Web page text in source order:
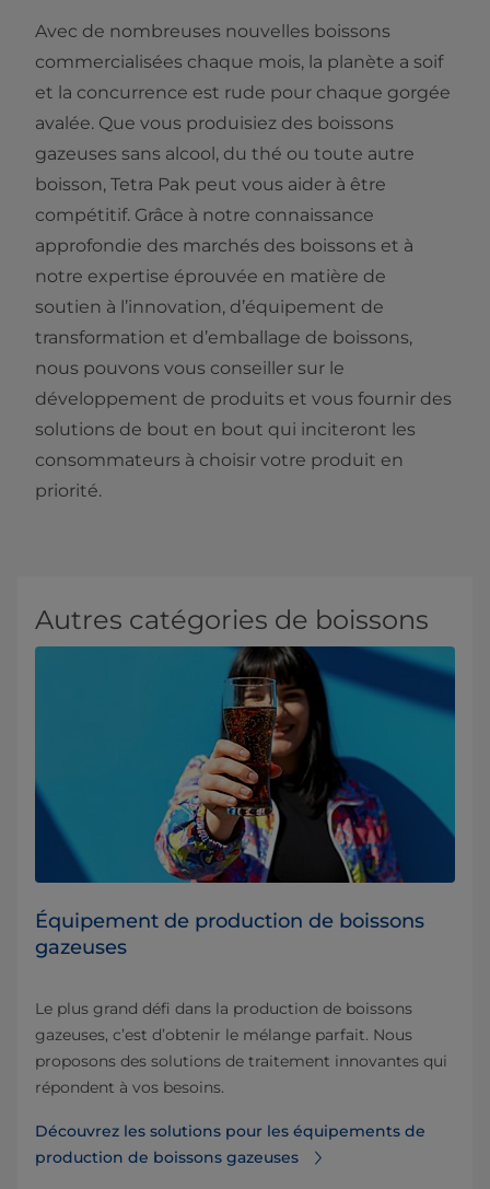
Avec de nombreuses nouvelles boissons
commercialisées chaque mois, la planète a soif
et la concurrence est rude pour chaque gorgée
avalée. Que vous produisiez des boissons
gazeuses sans alcool, du thé ou toute autre
boisson, Tetra Pak peut vous aider à être
compétitif. Grâce à notre connaissance
approfondie des marchés des boissons et à
notre expertise éprouvée en matière de
soutien à l’innovation, d’équipement de
transformation et d’emballage de boissons,
nous pouvons vous conseiller sur le
développement de produits et vous fournir des
solutions de bout en bout qui inciteront les
consommateurs à choisir votre produit en
priorité.
Autres catégories de boissons
Équipement de production de boissons
gazeuses
Le plus grand défi dans la production de boissons
gazeuses, c’est d’obtenir le mélange parfait. Nous
proposons des solutions de traitement innovantes qui
répondent à vos besoins.
Découvrez les solutions pour les équipements de
production de boissons gazeuses